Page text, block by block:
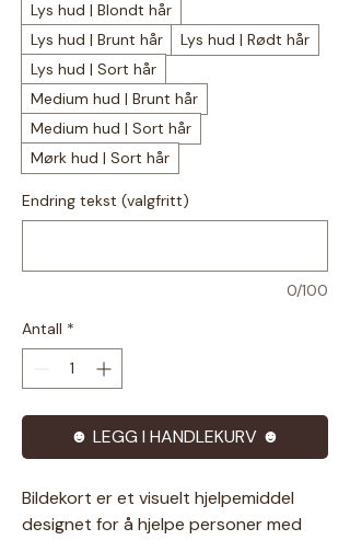
Lys hud | Blondt hår
Lys hud | Brunt hår
Lys hud | Rødt hår
Lys hud | Sort hår
Medium hud | Brunt hår
Medium hud | Sort hår
Mørk hud | Sort hår
Endring tekst (valgfritt)
0/100
Antall *
☻ LEGG I HANDLEKURV ☻
Bildekort er et visuelt hjelpemiddel
designet for å hjelpe personer med